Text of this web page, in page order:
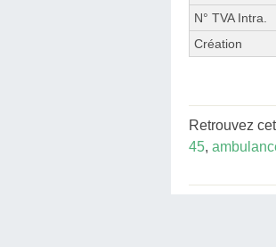
N° TVA Intra.
Création
Retrouvez
45,